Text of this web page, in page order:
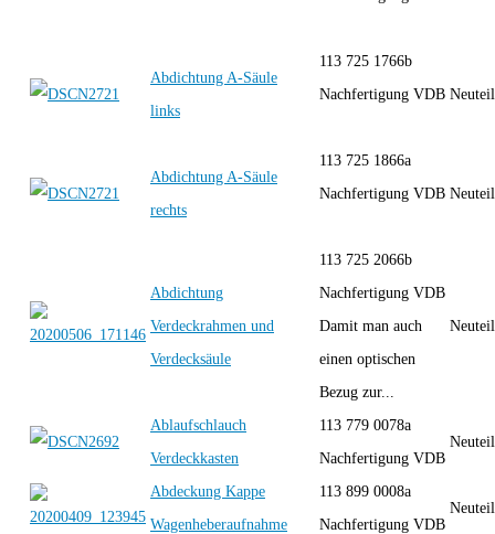
Abdichtung A-Säule
links
113 725 1766b
Nachfertigung VDB
Abdichtung A-Säule
rechts
113 725 1866a
Nachfertigung VDB
Abdichtung
Verdeckrahmen und
Verdecksäule
113 725 2066b
Nachfertigung VDB
Damit man auch
einen optischen
Bezug zur...
Ablaufschlauch
Verdeckkasten
113 779 0078a
Nachfertigung VDB
Abdeckung Kappe
Wagenheberaufnahme
113 899 0008a
Nachfertigung VDB